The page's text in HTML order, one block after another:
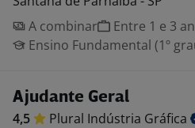
A combinar
Entre 1 e 3
Ensino Fundamental (1º
Ajudante Geral
4,5 Plural Indústria Gráfica